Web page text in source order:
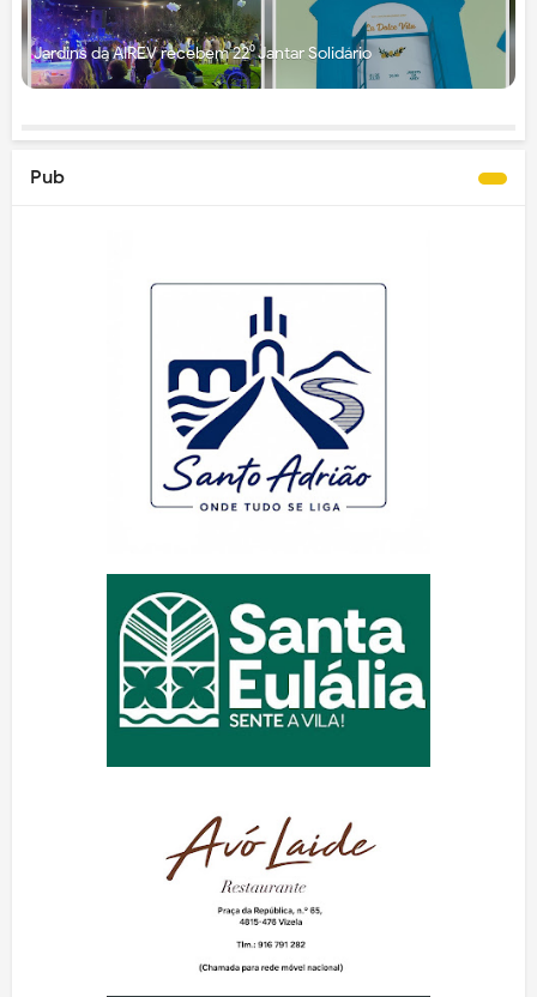
Jardins da AIREV recebem 22⁰ Jantar Solidário
Pub